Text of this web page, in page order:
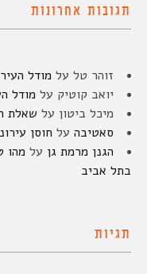
תגובות אחרונות
זוהר טל על מודל
יואב קוטיק על מודל
מיכל ביטון על שאלת
סאטיבה על חוסן
הגנן מרמת גן על מהו
בתל אביב
תגיות